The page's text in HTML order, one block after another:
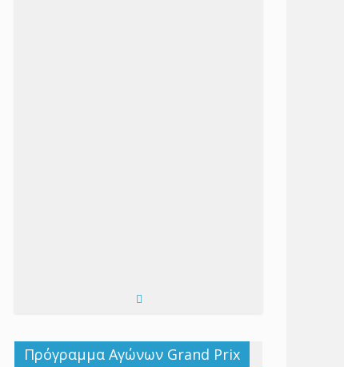
Πρόγραμμα Αγώνων Grand Prix